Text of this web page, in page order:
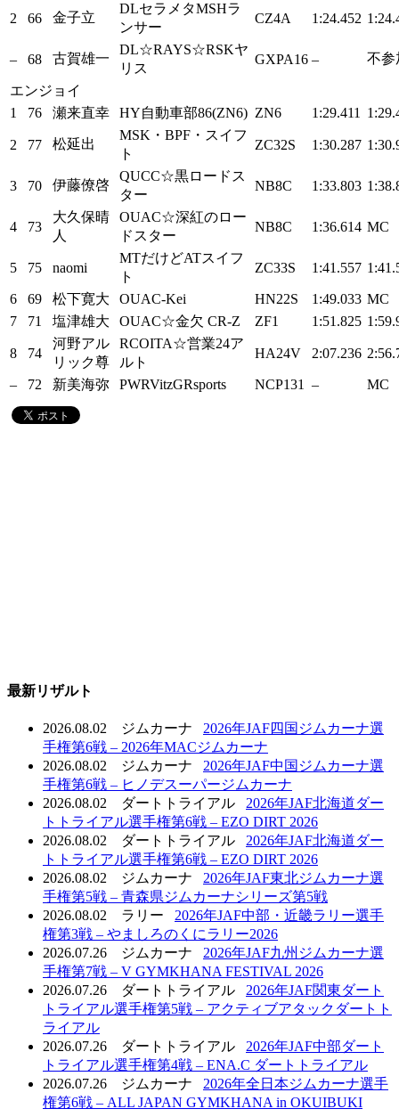
2 66 金子立
DLセラメタMSHラ
ンサー
CZ4A 1:24.452
– 68 古賀雄一
DL☆RAYS☆RSKヤ
リス
GXPA16 – 不参
エンジョイ
1
76 瀬来直幸 HY自動車部86(ZN6) ZN6 1:29.411
2 77 松延出
MSK・BPF・スイフ
ト
ZC32S 1:30.287
3 70 伊藤僚啓
QUCC☆黒ロードス
ター
NB8C 1:33.803
4 73
大久保晴
人
OUAC☆深紅のロー
ドスター
NB8C 1:36.614 MC
5 75 naomi
MTだけどATスイフ
ト
ZC33S 1:41.557
6 69 松下寛大 OUAC-Kei HN22S 1:49.033 MC
7
71 塩津雄大 OUAC☆金欠 CR-Z ZF1 1:51.825
8 74
河野アル
リック尊
RCOITA☆営業24ア
ルト
HA24V 2:07.236
– 72 新美海弥 PWRVitzGRsports NCP131 – MC
最新リザルト
2026.08.02 ジムカーナ
2026年JAF四国ジムカーナ選
手権第6戦 – 2026年MACジムカーナ
2026.08.02
ジムカーナ
2026年JAF中国ジムカーナ選
手権第6戦 – ヒノデスーパージムカーナ
2026.08.02
ダートトライアル
2026年JAF北海道ダー
トトライアル選手権第6戦 – EZO DIRT 2026
2026.08.02
ダートトライアル
2026年JAF北海道ダー
トトライアル選手権第6戦 – EZO DIRT 2026
2026.08.02
ジムカーナ
2026年JAF東北ジムカーナ選
手権第5戦 – 青森県ジムカーナシリーズ第5戦
2026.08.02
ラリー
2026年JAF中部・近畿ラリー選手
権第3戦 – やましろのくにラリー2026
2026.07.26
ジムカーナ
2026年JAF九州ジムカーナ選
手権第7戦 – V GYMKHANA FESTIVAL 2026
2026.07.26
ダートトライアル
2026年JAF関東ダート
トライアル選手権第5戦 – アクティブアタックダートト
ライアル
2026.07.26
ダートトライアル
2026年JAF中部ダート
トライアル選手権第4戦 – ENA.C ダートトライアル
2026.07.26
ジムカーナ
2026年全日本ジムカーナ選手
権第6戦 – ALL JAPAN GYMKHANA in OKUIBUKI